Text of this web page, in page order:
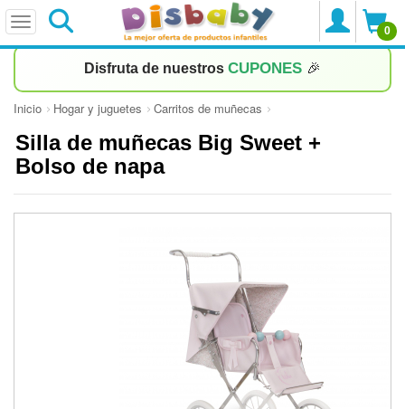
0
Disfruta de nuestros CUPONES 🎉
Inicio Hogar y juguetes Carritos de muñecas
Silla de muñecas Big Sweet +
Bolso de napa